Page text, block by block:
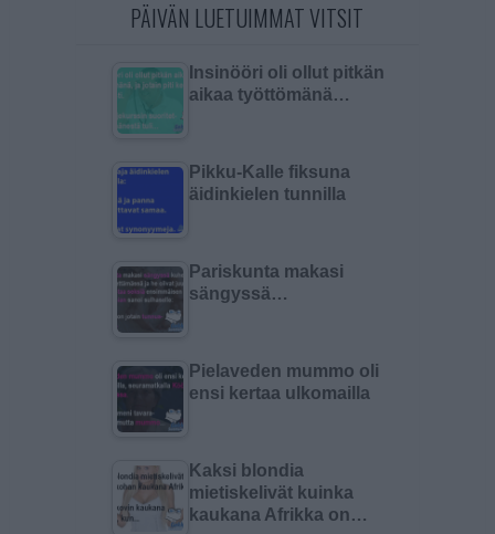
PÄIVÄN LUETUIMMAT VITSIT
Insinööri oli ollut pitkän
aikaa työttömänä…
Pikku-Kalle fiksuna
äidinkielen tunnilla
Pariskunta makasi
sängyssä…
Pielaveden mummo oli
ensi kertaa ulkomailla
Kaksi blondia
mietiskelivät kuinka
kaukana Afrikka on…